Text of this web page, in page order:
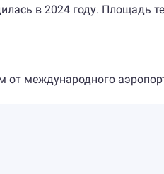
в 2024 году. Площадь
от международного